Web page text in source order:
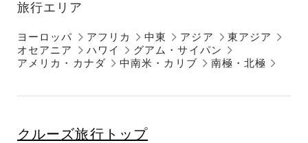
旅行エリア
ヨーロッパ アフリカ 中東 アジア
東アジア
オセアニア
ハワイ
グアム・サイパン
アメリカ・カナダ
中南米・カリブ 南極・北極
クルーズ旅行トップ